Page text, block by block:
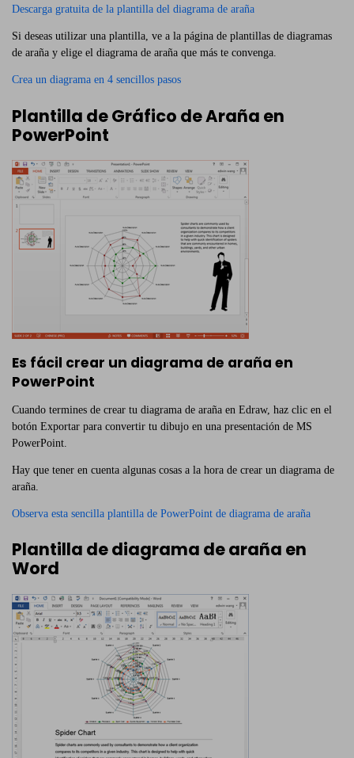
Descarga gratuita de la plantilla del diagrama de araña
Si deseas utilizar una plantilla, ve a la página de plantillas de diagramas
de araña y elige el diagrama de araña que más te convenga.
Crea un diagrama en 4 sencillos pasos
Plantilla de Gráfico de Araña en
PowerPoint
Es fácil crear un diagrama de araña en
PowerPoint
Cuando termines de crear tu diagrama de araña en Edraw, haz clic en el
botón Exportar para convertir tu dibujo en una presentación de MS
PowerPoint.
Hay que tener en cuenta algunas cosas a la hora de crear un diagrama de
araña.
Observa esta sencilla plantilla de PowerPoint de diagrama de araña
Plantilla de diagrama de araña en
Word